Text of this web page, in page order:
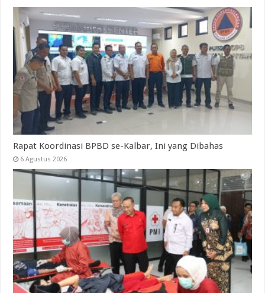
Rapat Koordinasi BPBD se-Kalbar, Ini yang Dibahas
6 Agustus 2026